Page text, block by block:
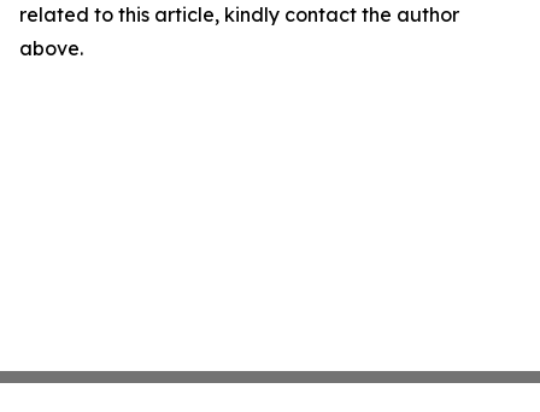
related to this article, kindly contact the author
above.